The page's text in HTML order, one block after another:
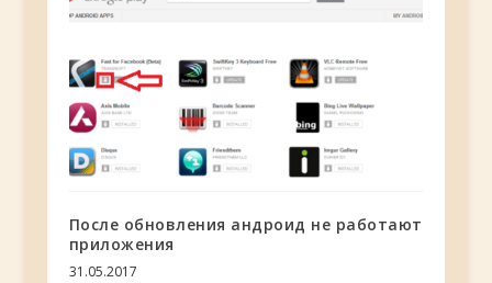
После обновления андроид не работают
приложения
31.05.2017